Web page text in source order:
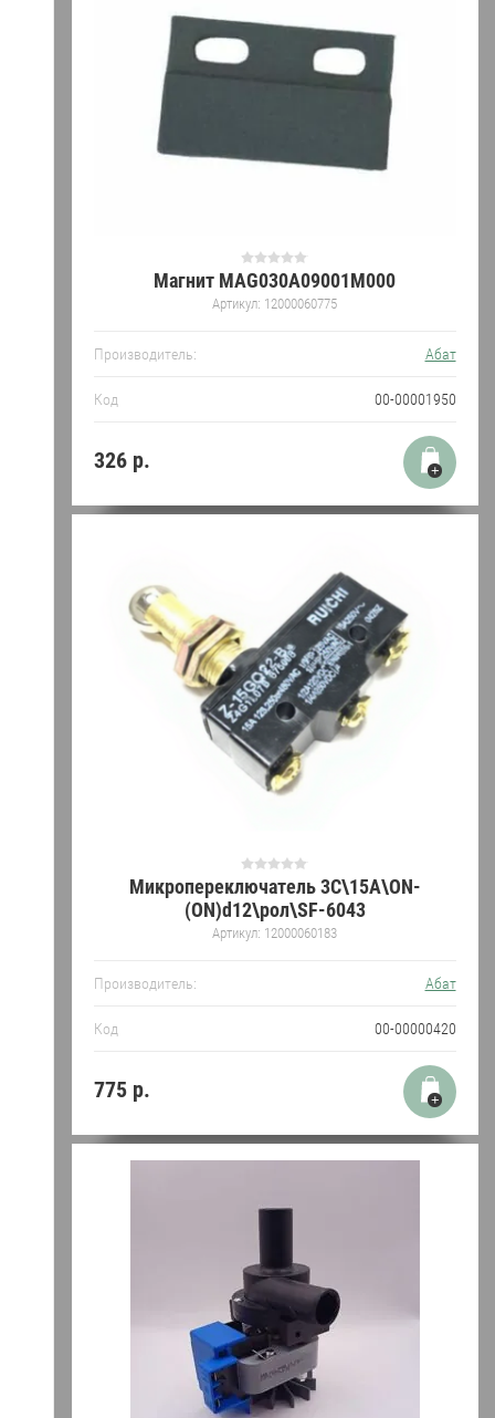
Магнит MAG030A09001M000
Артикул: 12000060775
Производитель: Абат
Код 00-00001950
326р.
Микропереключатель 3С\15А\ON-
(ON)d12\рол\SF-6043
Артикул: 12000060183
Производитель: Абат
Код 00-00000420
775р.